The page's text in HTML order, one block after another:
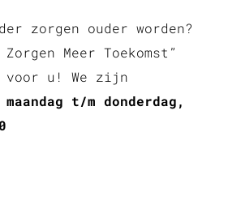
zorgen ouder worden?
Meer Toekomst”
u! We zijn
maandag t/m donderdag,